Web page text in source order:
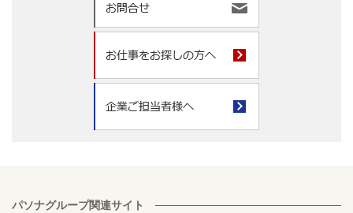
パソナグループ関連サイト